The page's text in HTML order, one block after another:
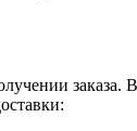
заказа.